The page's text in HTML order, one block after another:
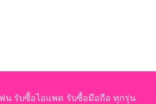
น รับซื้อไอแพด รับซื้อมือถือ ทุกรุ่น